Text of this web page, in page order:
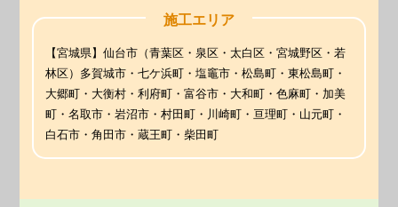
施工エリア
【宮城県】仙台市（青葉区・泉区・太白区・宮城野区・若
林区）多賀城市・七ケ浜町・塩竈市・松島町・東松島町・
大郷町・大衡村・利府町・富谷市・大和町・色麻町・加美
町・名取市・岩沼市・村田町・川崎町・亘理町・山元町・
白石市・角田市・蔵王町・柴田町